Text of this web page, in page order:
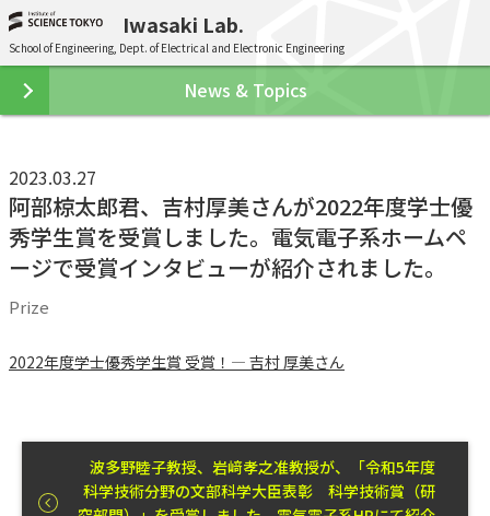
Iwasaki Lab.
School of Engineering, Dept. of Electrical and Electronic Engineering
News & Topics
2023.03.27
阿部椋太郎君、吉村厚美さんが2022年度学士優
秀学生賞を受賞しました。電気電子系ホームペ
ージで受賞インタビューが紹介されました。
Prize
2022年度学士優秀学生賞 受賞！― 吉村 厚美さん
波多野睦子教授、岩﨑孝之准教授が、「令和5年度
科学技術分野の文部科学大臣表彰 科学技術賞（研